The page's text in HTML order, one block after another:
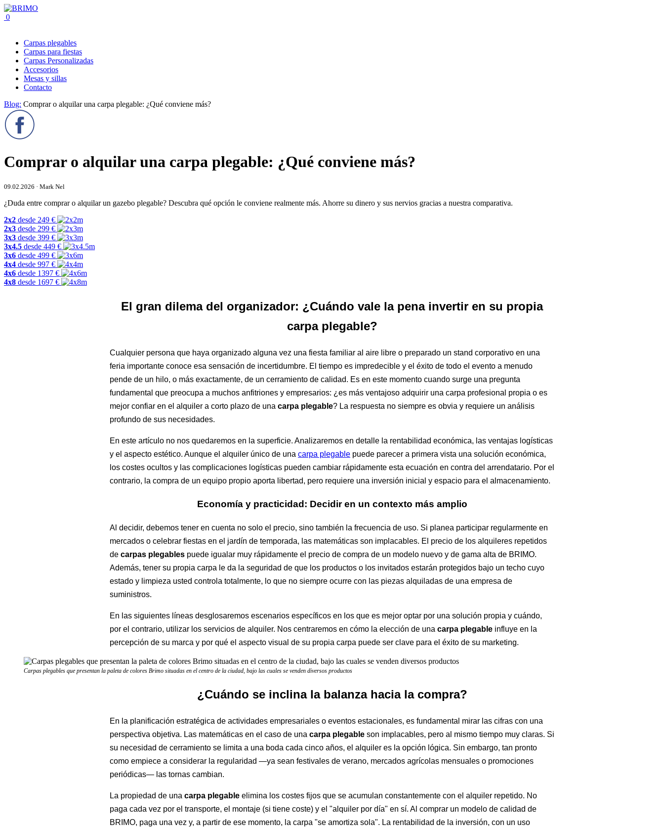
0
Carpas plegables
Carpas para fiestas
Carpas Personalizadas
Accesorios
Mesas y sillas
Contacto
Blog: Comprar o alquilar una carpa plegable: ¿Qué conviene más?
Comprar o alquilar una carpa plegable: ¿Qué conviene más?
09.02.2026 · Mark Nel
¿Duda entre comprar o alquilar un gazebo plegable? Descubra qué opción le conviene realmente más. Ahorre su dinero y sus nervios gracias a nuestra comparativa.
2x2 desde 249 €
2x3 desde 299 €
3x3 desde 399 €
3x4.5 desde 449 €
3x6 desde 499 €
4x4 desde 997 €
4x6 desde 1397 €
4x8 desde 1697 €
El gran dilema del organizador: ¿Cuándo vale la pena invertir en su propia
carpa plegable?
Cualquier persona que haya organizado alguna vez una fiesta familiar al aire libre o preparado un stand corporativo en una
feria importante conoce esa sensación de incertidumbre. El tiempo es impredecible y el éxito de todo el evento a menudo
pende de un hilo, o más exactamente, de un cerramiento de calidad. Es en este momento cuando surge una pregunta
fundamental que preocupa a muchos anfitriones y empresarios: ¿es más ventajoso adquirir una carpa profesional propia o es
mejor confiar en el alquiler a corto plazo de una carpa plegable? La respuesta no siempre es obvia y requiere un análisis
profundo de sus necesidades.
En este artículo no nos quedaremos en la superficie. Analizaremos en detalle la rentabilidad económica, las ventajas logísticas
y el aspecto estético. Aunque el alquiler único de una carpa plegable puede parecer a primera vista una solución económica,
los costes ocultos y las complicaciones logísticas pueden cambiar rápidamente esta ecuación en contra del arrendatario. Por el
contrario, la compra de un equipo propio aporta libertad, pero requiere una inversión inicial y espacio para el almacenamiento.
Economía y practicidad: Decidir en un contexto más amplio
Al decidir, debemos tener en cuenta no solo el precio, sino también la frecuencia de uso. Si planea participar regularmente en
mercados o celebrar fiestas en el jardín de temporada, las matemáticas son implacables. El precio de los alquileres repetidos
de carpas plegables puede igualar muy rápidamente el precio de compra de un modelo nuevo y de gama alta de BRIMO.
Además, tener su propia carpa le da la seguridad de que los productos o los invitados estarán protegidos bajo un techo cuyo
estado y limpieza usted controla totalmente, lo que no siempre ocurre con las piezas alquiladas de una empresa de
suministros.
En las siguientes líneas desglosaremos escenarios específicos en los que es mejor optar por una solución propia y cuándo,
por el contrario, utilizar los servicios de alquiler. Nos centraremos en cómo la elección de una carpa plegable influye en la
percepción de su marca y por qué el aspecto visual de su propia carpa puede ser clave para el éxito de su marketing.
Carpas plegables que presentan la paleta de colores Brimo situadas en el centro de la ciudad, bajo las cuales se venden diversos productos
¿Cuándo se inclina la balanza hacia la compra?
En la planificación estratégica de actividades empresariales o eventos estacionales, es fundamental mirar las cifras con una
perspectiva objetiva. Las matemáticas en el caso de una carpa plegable son implacables, pero al mismo tiempo muy claras. Si
su necesidad de cerramiento se limita a una boda cada cinco años, el alquiler es la opción lógica. Sin embargo, tan pronto
como empiece a considerar la regularidad —ya sean festivales de verano, mercados agrícolas mensuales o promociones
periódicas— las tornas cambian.
La propiedad de una carpa plegable elimina los costes fijos que se acumulan constantemente con el alquiler repetido. No
paga cada vez por el transporte, el montaje (si tiene coste) y el "alquiler por día" en sí. Al comprar un modelo de calidad de
BRIMO, paga una vez y, a partir de ese momento, la carpa "se amortiza sola". La rentabilidad de la inversión, con un uso